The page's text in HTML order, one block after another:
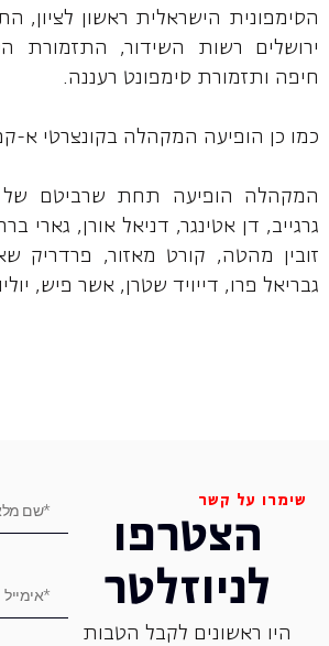
הסימפונית הישראלית ראשון לציון,
ירושלים רשות השידור, התזמורת
חיפה ותזמורת סימפונט רעננה.
כמו כן הופיעה המקהלה בקונצרטי א-
המקהלה הופיעה תחת שרביטם של
גרגייב, דן אטינגר, דניאל אורן, גארי
זובין מהטה, קורט מאזור, פרדריק
גבריאל פרו, דייויד שטרן, אשר פיש,
שימרו על קשר
הצטרפו
לניוזלטר
היו ראשונים לקבל הטבות